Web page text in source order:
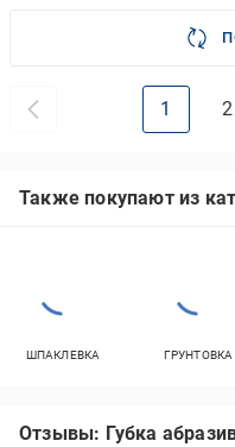
1 2
Также покупают из
ШПАКЛЕВКА ГРУНТОВКА
Отзывы: Губка